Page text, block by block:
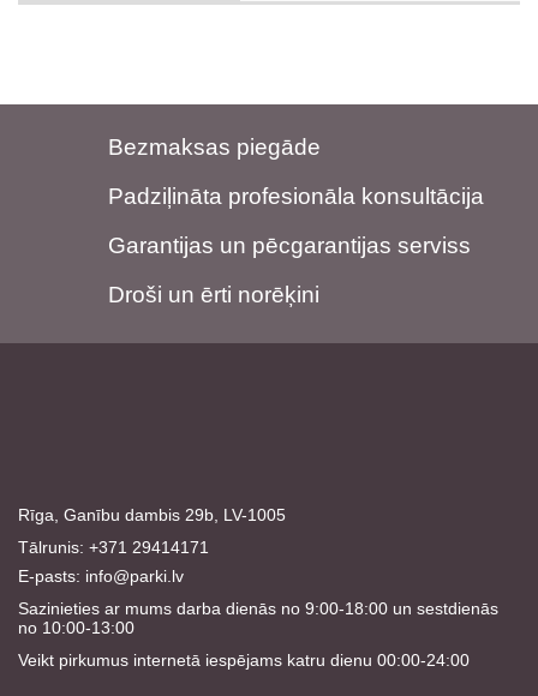
Bezmaksas piegāde
Padziļināta profesionāla konsultācija
Garantijas un pēcgarantijas serviss
Droši un ērti norēķini
Rīga, Ganību dambis 29b, LV-1005
Tālrunis: +371 29414171
E-pasts: info@parki.lv
Sazinieties ar mums darba dienās no 9:00-18:00 un sestdienās
no 10:00-13:00
Veikt pirkumus internetā iespējams katru dienu 00:00-24:00